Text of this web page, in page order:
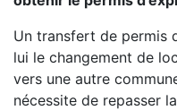
Un transfert de permis
lui le changement de
vers une autre
nécessite de repasser